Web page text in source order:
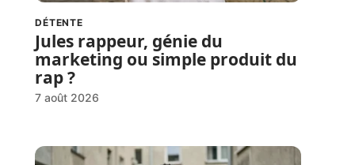
DÉTENTE
Jules rappeur, génie du
marketing ou simple produit du
rap ?
7 août 2026